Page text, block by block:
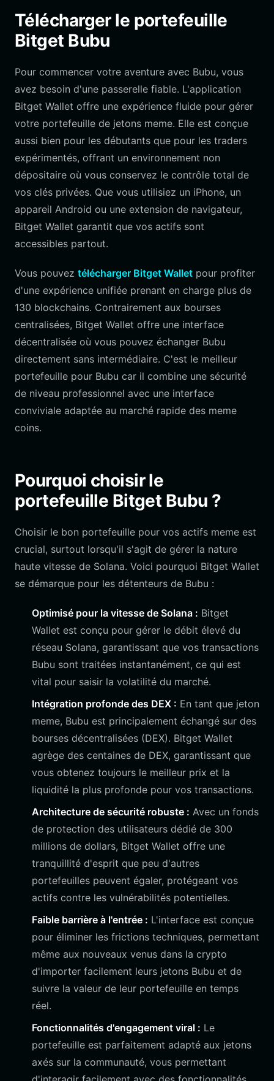
Télécharger le portefeuille
Bitget Bubu
Pour commencer votre aventure avec Bubu, vous
avez besoin d'une passerelle fiable. L'application
Bitget Wallet offre une expérience fluide pour gérer
votre portefeuille de jetons meme. Elle est conçue
aussi bien pour les débutants que pour les traders
expérimentés, offrant un environnement non
dépositaire où vous conservez le contrôle total de
vos clés privées. Que vous utilisiez un iPhone, un
appareil Android ou une extension de navigateur,
Bitget Wallet garantit que vos actifs sont
accessibles partout.
Vous pouvez télécharger Bitget Wallet pour profiter
d'une expérience unifiée prenant en charge plus de
130 blockchains. Contrairement aux bourses
centralisées, Bitget Wallet offre une interface
décentralisée où vous pouvez échanger Bubu
directement sans intermédiaire. C'est le meilleur
portefeuille pour Bubu car il combine une sécurité
de niveau professionnel avec une interface
conviviale adaptée au marché rapide des meme
coins.
Pourquoi choisir le
portefeuille Bitget Bubu ?
Choisir le bon portefeuille pour vos actifs meme est
crucial, surtout lorsqu'il s'agit de gérer la nature
haute vitesse de Solana. Voici pourquoi Bitget Wallet
se démarque pour les détenteurs de Bubu :
Optimisé pour la vitesse de Solana : Bitget
Wallet est conçu pour gérer le débit élevé du
réseau Solana, garantissant que vos transactions
Bubu sont traitées instantanément, ce qui est
vital pour saisir la volatilité du marché.
Intégration profonde des DEX : En tant que jeton
meme, Bubu est principalement échangé sur des
bourses décentralisées (DEX). Bitget Wallet
agrège des centaines de DEX, garantissant que
vous obtenez toujours le meilleur prix et la
liquidité la plus profonde pour vos transactions.
Architecture de sécurité robuste : Avec un fonds
de protection des utilisateurs dédié de 300
millions de dollars, Bitget Wallet offre une
tranquillité d'esprit que peu d'autres
portefeuilles peuvent égaler, protégeant vos
actifs contre les vulnérabilités potentielles.
Faible barrière à l'entrée : L'interface est conçue
pour éliminer les frictions techniques, permettant
même aux nouveaux venus dans la crypto
d'importer facilement leurs jetons Bubu et de
suivre la valeur de leur portefeuille en temps
réel.
Fonctionnalités d'engagement viral : Le
portefeuille est parfaitement adapté aux jetons
axés sur la communauté, vous permettant